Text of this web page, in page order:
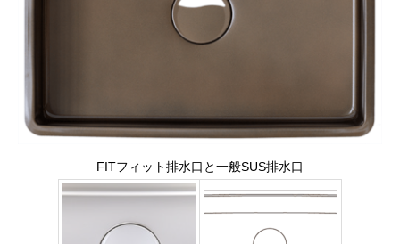
FITフィット排水口と一般SUS排水口